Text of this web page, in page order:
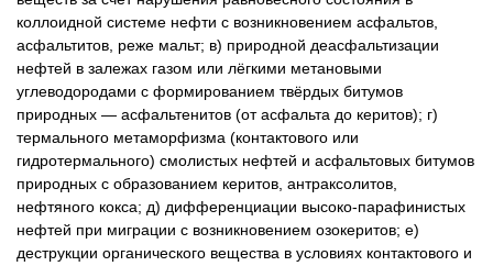
коллоидной системе нефти с возникновением асфальтов,
асфальтитов, реже мальт; в) природной деасфальтизации
нефтей в залежах газом или лёгкими метановыми
углеводородами с формированием твёрдых битумов
природных — асфальтенитов (от асфальта до керитов); г)
термального метаморфизма (контактового или
гидротермального) смолистых нефтей и асфальтовых битумов
природных с образованием керитов, антраксолитов,
нефтяного кокса; д) дифференциации высоко-парафинистых
нефтей при миграции с возникновением озокеритов; е)
деструкции органического вещества в условиях контактового и